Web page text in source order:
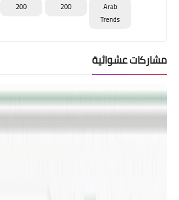
Arab
Trends
200
200
مشاركات عشوائية